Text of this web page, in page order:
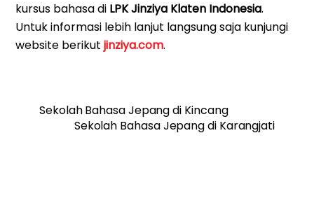
kursus bahasa di LPK Jinziya Klaten Indonesia.
Untuk informasi lebih lanjut langsung saja kunjungi
website berikutjinziya.com.
Sekolah Bahasa Jepang di Kincang
Sekolah Bahasa Jepang di Karangjati